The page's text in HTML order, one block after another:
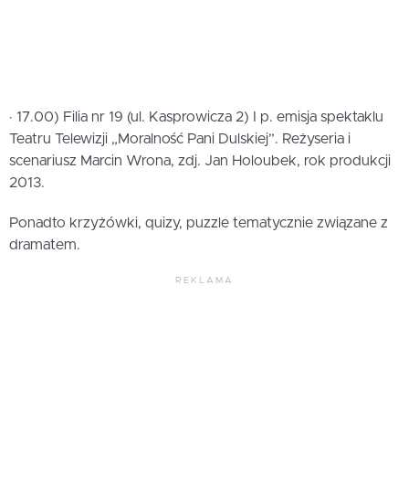
· 17.00) Filia nr 19 (ul. Kasprowicza 2) I p. emisja spektaklu
Teatru Telewizji „Moralność Pani Dulskiej”. Reżyseria i
scenariusz Marcin Wrona, zdj. Jan Holoubek, rok produkcji
2013.
Ponadto krzyżówki, quizy, puzzle tematycznie związane z
dramatem.
REKLAMA